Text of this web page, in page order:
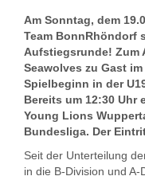
Am Sonntag, dem
Team BonnRhöndorf
Aufstiegsrunde! Zum
Seawolves zu Gast
Spielbeginn in der
Bereits um 12:30 Uhr
Young Lions
Bundesliga. Der
Seit der Unterteilung
in die B-Division und